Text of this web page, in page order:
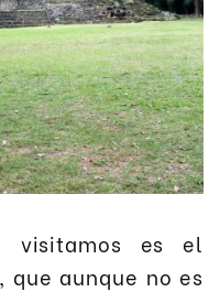
visitamos es el
que aunque no es